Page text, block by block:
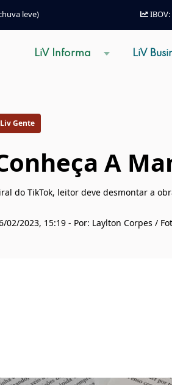
leve) IBOV:
LiV Informa LiV
Liv Gente
A
do TikTok, leitor deve desmontar a
02/2023, 15:19 - Por: Laylton Corpes /